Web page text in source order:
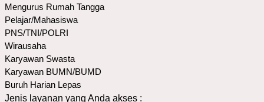
Mengurus Rumah Tangga
Pelajar/Mahasiswa
PNS/TNI/POLRI
Wirausaha
Karyawan Swasta
Karyawan BUMN/BUMD
Buruh Harian Lepas
Jenis layanan yang Anda akses :